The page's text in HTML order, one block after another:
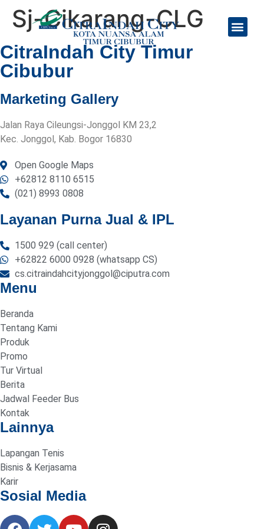
Sj-Cikarang-CLG
CitraIndah City Timur
Cibubur
Marketing Gallery
Jalan Raya Cileungsi-Jonggol KM 23,2
Kec. Jonggol, Kab. Bogor 16830
Open Google Maps
+62812 8110 6515
(021) 8993 0808
Layanan Purna Jual & IPL
1500 929 (call center)
+62822 6000 0928 (whatsapp CS)
cs.citraindahcityjonggol@ciputra.com
Menu
Beranda
Tentang Kami
Produk
Promo
Tur Virtual
Berita
Jadwal Feeder Bus
Kontak
Lainnya
Lapangan Tenis
Bisnis & Kerjasama
Karir
Sosial Media